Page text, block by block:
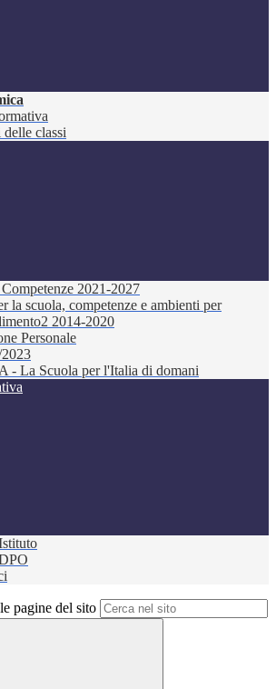
classi
2021-2027
la scuola, competenze e ambienti per
2014-2020
Personale
- La Scuola per l'Italia di domani
pagine del sito